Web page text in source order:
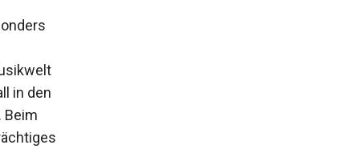
in den
Beim